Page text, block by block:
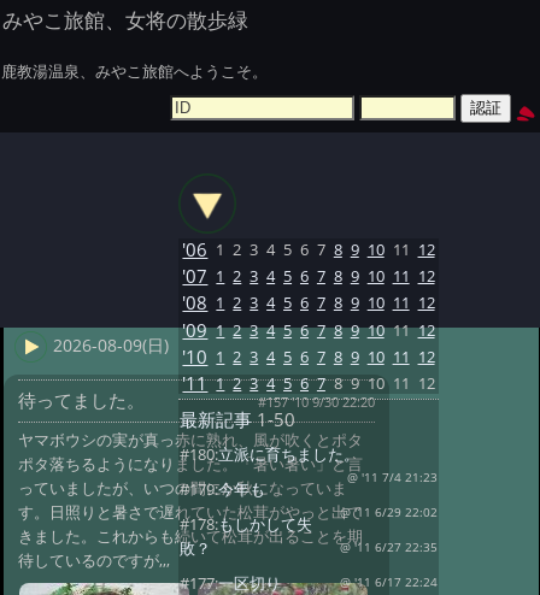
みやこ旅館、女将の散歩緑
鹿教湯温泉、みやこ旅館へようこそ。
2026-08-09(日)
待ってました。 #157 '10 9/30 22:20
ヤマボウシの実が真っ赤に熟れ、風が吹くとポタ
ポタ落ちるようになりました。「暑い暑い」と言
っていましたが、いつの間にか秋になっていま
す。日照りと暑さで遅れていた松茸がやっと出て
きました。これからも続いて松茸が出ることを期
待しているのですが,,,
'06 1 2 3 4 5 6 7 8 9 10 11 12
'07 1 2 3 4 5 6 7 8 9 10 11 12
'08 1 2 3 4 5 6 7 8 9 10 11 12
'09 1 2 3 4 5 6 7 8 9 10 11 12
'10 1 2 3 4 5 6 7 8 9 10 11 12
'11 1 2 3 4 5 6 7 8 9 10 11 12
最新記事1-50
#180:立派に育ちました。
@ '11 7/4 21:23
#179:今年も
@ '11 6/29 22:02
#178:もしかして失
敗？
@ '11 6/27 22:35
#177:一区切り @ '11 6/17 22:24